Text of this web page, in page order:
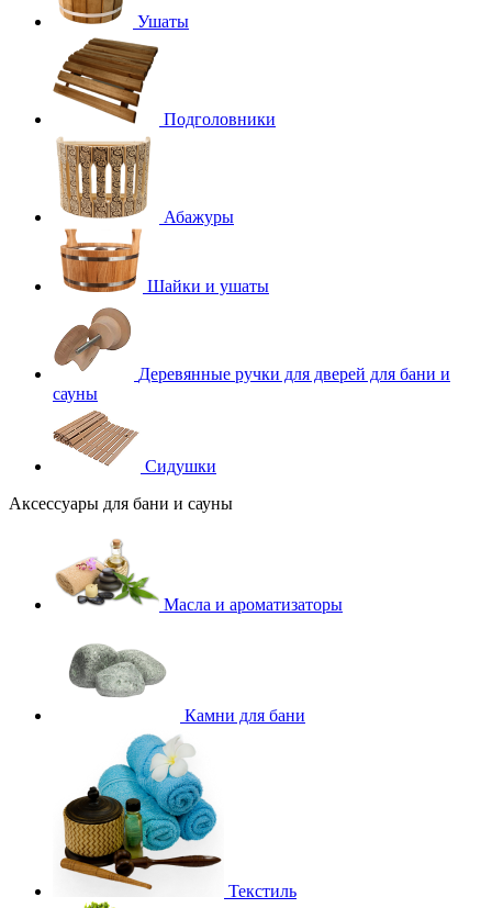
Ушаты
Подголовники
Абажуры
Шайки и ушаты
Деревянные ручки для дверей для бани и
сауны
Сидушки
Аксессуары для бани и сауны
Масла и ароматизаторы
Камни для бани
Текстиль